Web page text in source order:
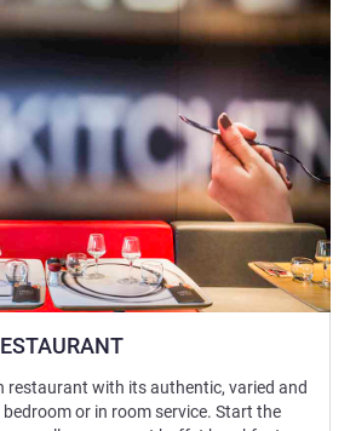
restaurant with its authentic, varied and
or in room service. Start the